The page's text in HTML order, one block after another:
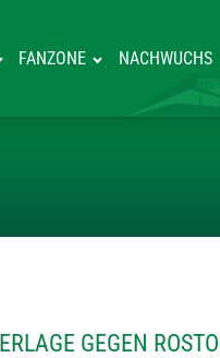
FANZONE NACHWUCHS
GEGEN